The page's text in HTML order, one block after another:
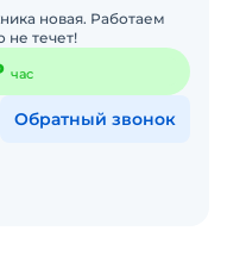
новая. Работаем
не течет!
час
Обратный звонок